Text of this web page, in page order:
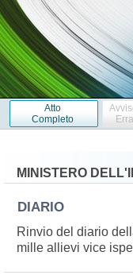
Atto
Completo
MINISTERO
DIARIO
Rinvio del diario
mille allievi vice